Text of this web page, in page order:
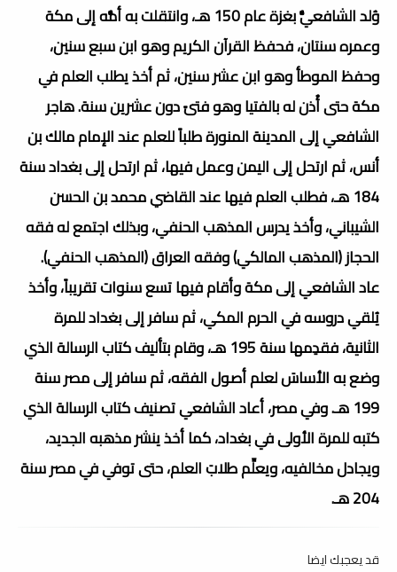
وُلد الشافعيُّ بغزة عام 150 هـ، وانتقلت به أمُّه إلى مكة
وعمره سنتان، فحفظ القرآن الكريم وهو ابن سبع سنين،
وحفظ الموطأ وهو ابن عشر سنين، ثم أخذ يطلب العلم في
مكة حتى أُذن له بالفتيا وهو فتىً دون عشرين سنة. هاجر
الشافعي إلى المدينة المنورة طلباً للعلم عند الإمام مالك بن
أنس، ثم ارتحل إلى اليمن وعمل فيها، ثم ارتحل إلى بغداد سنة
184 هـ، فطلب العلم فيها عند القاضي محمد بن الحسن
الشيباني، وأخذ يدرس المذهب الحنفي، وبذلك اجتمع له فقه
الحجاز (المذهب المالكي) وفقه العراق (المذهب الحنفي).
عاد الشافعي إلى مكة وأقام فيها تسع سنوات تقريباً، وأخذ
يُلقي دروسه في الحرم المكي، ثم سافر إلى بغداد للمرة
الثانية، فقدِمها سنة 195 هـ، وقام بتأليف كتاب الرسالة الذي
وضع به الأساسَ لعلم أصول الفقه، ثم سافر إلى مصر سنة
199 هـ. وفي مصر، أعاد الشافعي تصنيف كتاب الرسالة الذي
كتبه للمرة الأولى في بغداد، كما أخذ ينشر مذهبه الجديد،
ويجادل مخالفيه، ويعلِّم طلابَ العلم، حتى توفي في مصر سنة
204 هـ.
قد يعجبك ايضا